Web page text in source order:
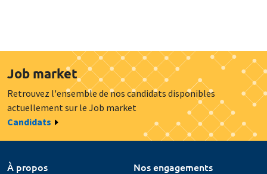
Job market
Retrouvez l'ensemble de nos candidats disponibles
actuellement sur le Job market
Candidats
À propos
Nos engagements